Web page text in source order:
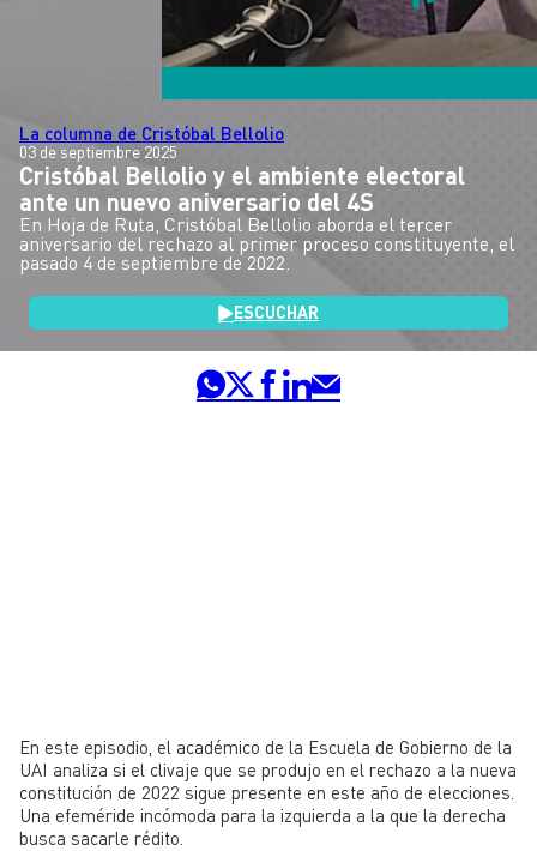
La columna de Cristóbal Bellolio
03 de septiembre 2025
Cristóbal Bellolio y el ambiente electoral
ante un nuevo aniversario del 4S
En Hoja de Ruta, Cristóbal Bellolio aborda el tercer
aniversario del rechazo al primer proceso constituyente, el
pasado 4 de septiembre de 2022.
ESCUCHAR
En este episodio, el académico de la Escuela de Gobierno de la
UAI analiza si el clivaje que se produjo en el rechazo a la nueva
constitución de 2022 sigue presente en este año de elecciones.
Una efeméride incómoda para la izquierda a la que la derecha
busca sacarle rédito.